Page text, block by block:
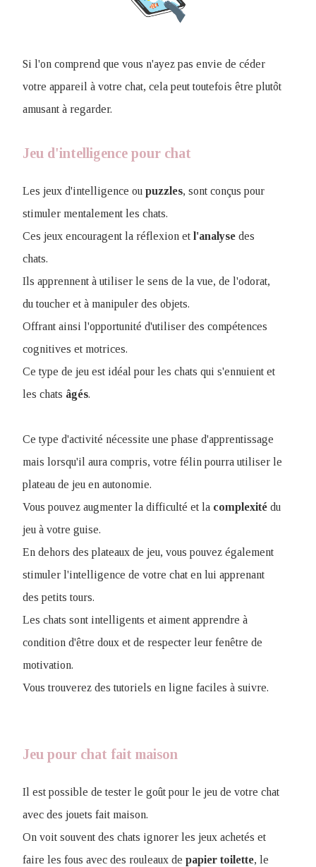
Si l'on comprend que vous n'ayez pas envie de céder
votre appareil à votre chat, cela peut toutefois être plutôt
amusant à regarder.
Jeu d'intelligence pour chat
Les jeux d'intelligence ou puzzles, sont conçus pour
stimuler mentalement les chats.
Ces jeux encouragent la réflexion et l'analyse des
chats.
Ils apprennent à utiliser le sens de la vue, de l'odorat,
du toucher et à manipuler des objets.
Offrant ainsi l'opportunité d'utiliser des compétences
cognitives et motrices.
Ce type de jeu est idéal pour les chats qui s'ennuient et
les chats âgés.
Ce type d'activité nécessite une phase d'apprentissage
mais lorsqu'il aura compris, votre félin pourra utiliser le
plateau de jeu en autonomie.
Vous pouvez augmenter la difficulté et la complexité du
jeu à votre guise.
En dehors des plateaux de jeu, vous pouvez également
stimuler l'intelligence de votre chat en lui apprenant
des petits tours.
Les chats sont intelligents et aiment apprendre à
condition d'être doux et de respecter leur fenêtre de
motivation.
Vous trouverez des tutoriels en ligne faciles à suivre.
Jeu pour chat fait maison
Il est possible de tester le goût pour le jeu de votre chat
avec des jouets fait maison.
On voit souvent des chats ignorer les jeux achetés et
faire les fous avec des rouleaux de papier toilette, le